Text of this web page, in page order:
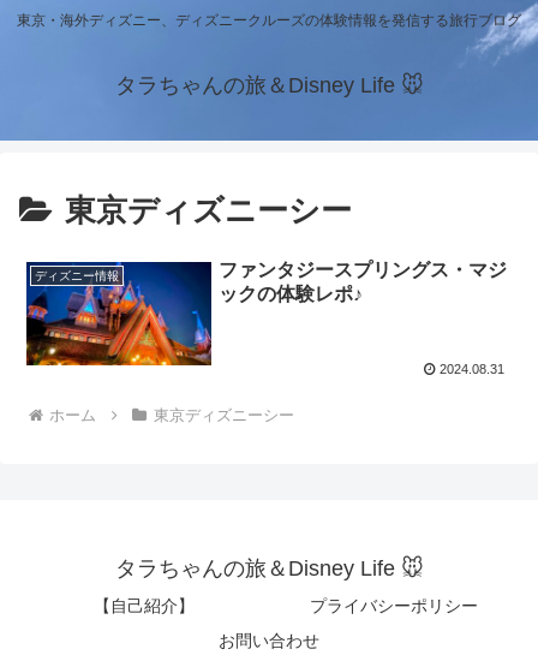
東京・海外ディズニー、ディズニークルーズの体験情報を発信する旅行ブログ
タラちゃんの旅＆Disney Life 🐭
東京ディズニーシー
ディズニー情報
ファンタジースプリングス・マジ
ックの体験レポ♪
2024.08.31
ホーム 東京ディズニーシー
タラちゃんの旅＆Disney Life 🐭
【自己紹介】
プライバシーポリシー
お問い合わせ